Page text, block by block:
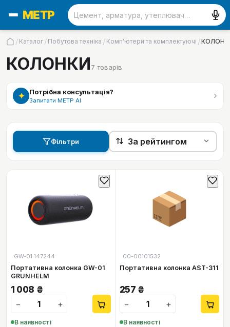
/ Каталог / Побутова техніка / Комп'ютери та комплектуючі /
КОЛОНКИ7 товарів
✦ Потрібна консультація?
Запитати МЕТР АІ ›
Фільтри
GW-01 147244
Портативна колонка GW-01
GRUNHELM
1 008 ₴
−
+
В наявності
📦
00-00101532
Портативна колонка AST-311
257 ₴
−
+
В наявності